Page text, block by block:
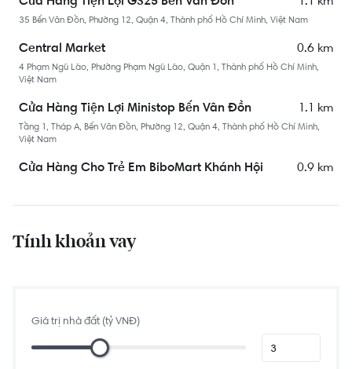
35 Bến Vân Đồn, Phường 12, Quận 4, Thành phố Hồ Chí Minh, Việt Nam
Central Market 0.6 km
4 Phạm Ngũ Lão, Phường Phạm Ngũ Lão, Quận 1, Thành phố Hồ Chí Minh,
Việt Nam
Cửa Hàng Tiện Lợi Ministop Bến Vân Đồn 1.1 km
Tầng 1, Tháp A, Bến Vân Đồn, Phường 12, Quận 4, Thành phố Hồ Chí Minh,
Việt Nam
Cửa Hàng Cho Trẻ Em BiboMart Khánh Hội 0.9 km
Tính khoản vay
Giá trị nhà đất (tỷ VNĐ)